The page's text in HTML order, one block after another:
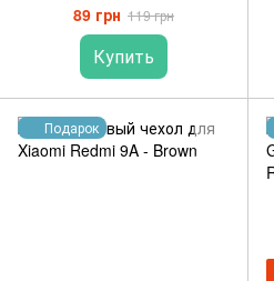
89 грн 119 грн
Купить
Подарок